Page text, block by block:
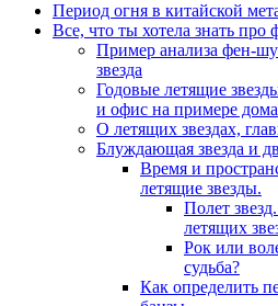
Период огня в китайской
Все, что ты хотела знать про
Пример анализа фен-
звезда
Годовые летящие
и офис на примере
О летящих звездах,
Блуждающая звезда и
Время и
летящие звезды.
Полет
летящих
Рок или
судьба?
Как определить